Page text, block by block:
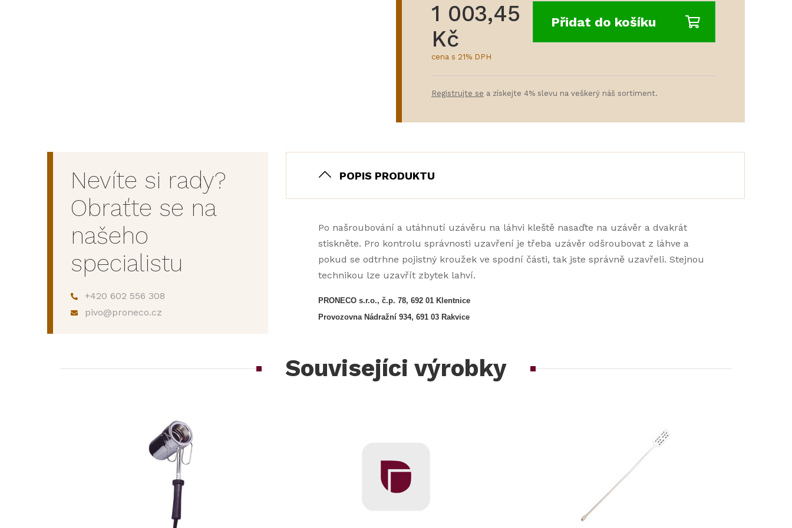
1 003,45
Kč
cena s 21% DPH
Přidat do košíku
Registrujte se a získejte 4% slevu na veškerý náš sortiment.
Nevíte si rady?
Obraťte se na
našeho
specialistu
+420 602 556 308
pivo@proneco.cz
POPIS PRODUKTU
Po našroubování a utáhnutí uzávěru na láhvi kleště nasaďte na uzávěr a dvakrát
stiskněte. Pro kontrolu správnosti uzavření je třeba uzávěr odšroubovat z láhve a
pokud se odtrhne pojistný kroužek ve spodní části, tak jste správně uzavřeli. Stejnou
technikou lze uzavřít zbytek lahví.
PRONECO s.r.o., č.p. 78, 692 01 Klentnice
Provozovna Nádražní 934, 691 03 Rakvice
Souvisejíci výrobky